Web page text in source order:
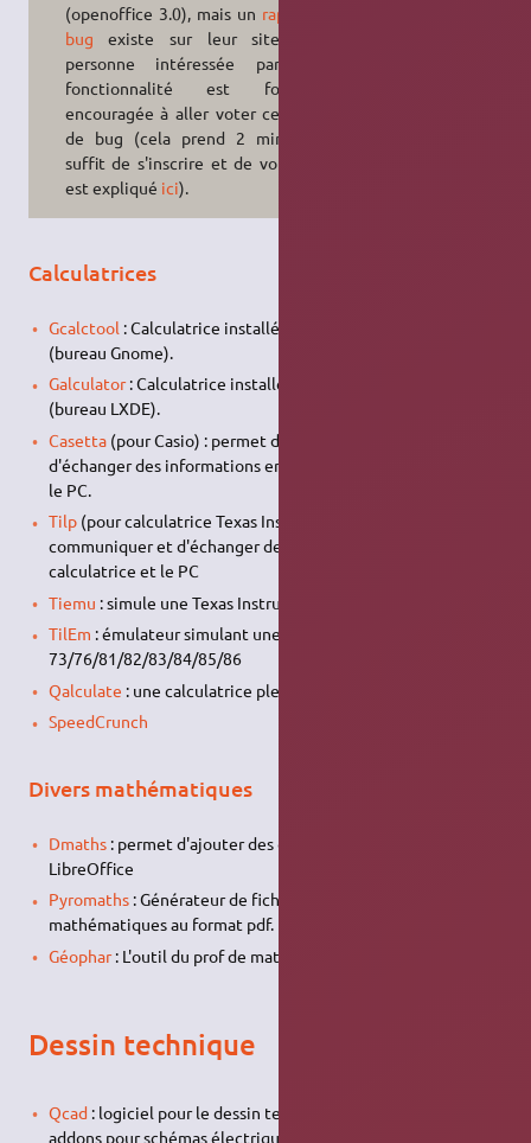
(openoffice 3.0), mais un rapport de
bug existe sur leur site. Toute
personne intéressée par cette
fonctionnalité est fortement
encouragée à aller voter ce rapport
de bug (cela prend 2 minutes, il
suffit de s'inscrire et de voter, tout
est expliqué ici).
Calculatrices
Gcalctool : Calculatrice installée par défaut sur Ubuntu
(bureau Gnome).
Galculator: Calculatrice installée par défaut sur Lubuntu
(bureau LXDE).
Casetta(pour Casio) : permet de communiquer et
d'échanger des informations entre une calculatrice Casio et
le PC.
Tilp(pour calculatrice Texas Instruments) : permet de
communiquer et d'échanger des informations entre la
calculatrice et le PC
Tiemu : simule une Texas Instruments TI 89/Ti92/Ti92+
TilEm : émulateur simulant une Texas Instruments TI-
73/76/81/82/83/84/85/86
Qalculate : une calculatrice pleine de ressource
SpeedCrunch
Divers mathématiques
Dmaths: permet d'ajouter des objets mathématiques à
LibreOffice
Pyromaths: Générateur de fiches d'exercices de
mathématiques au format pdf.
Géophar: L'outil du prof de maths ou de son élève.
Dessin technique
Qcad: logiciel pour le dessin technique (
addons pour schémas électriques etc.